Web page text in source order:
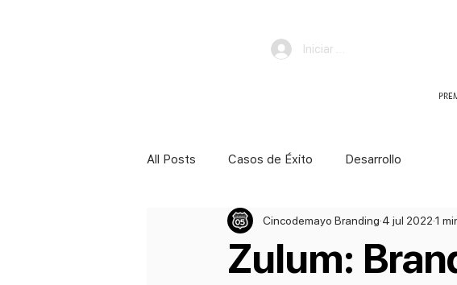
Iniciar sesión
All Posts Casos de Éxito Desarrollo
Zulum:
Cincodemayo Branding 4 jul 2022 1